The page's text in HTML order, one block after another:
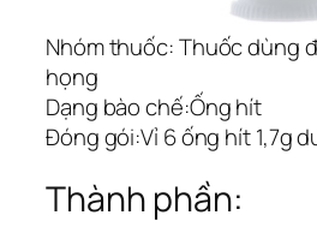
Nhóm thuốc:Thuốc dùng
họng
Dạng bào chế:Ống hít
Đóng gói:Vỉ 6 ống hít 1,7g
Thành phần: